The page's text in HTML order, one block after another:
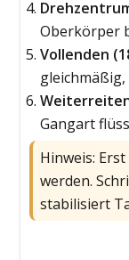
Oberkörper
Vollenden
gleichmäßig,
Gangart
Hinweis:
werden.
stabilisiert